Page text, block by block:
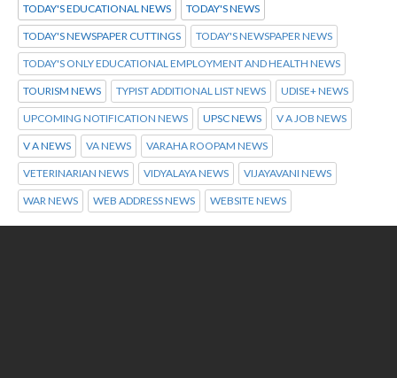
TODAY'S EDUCATIONAL NEWS TODAY'S NEWS
TODAY'S NEWSPAPER CUTTINGS TODAY'S NEWSPAPER NEWS
TODAY'S ONLY EDUCATIONAL EMPLOYMENT AND HEALTH NEWS
TOURISM NEWS TYPIST ADDITIONAL LIST NEWS UDISE+ NEWS
UPCOMING NOTIFICATION NEWS UPSC NEWS V A JOB NEWS
V A NEWS VA NEWS VARAHA ROOPAM NEWS
VETERINARIAN NEWS VIDYALAYA NEWS VIJAYAVANI NEWS
WAR NEWS WEB ADDRESS NEWS WEBSITE NEWS